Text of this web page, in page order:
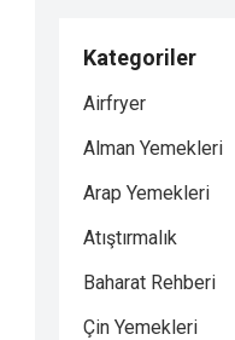
Kategoriler
Airfryer
Alman Yemekleri
Arap Yemekleri
Atıştırmalık
Baharat Rehberi
Çin Yemekleri